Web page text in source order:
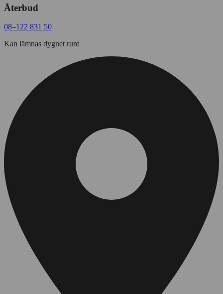
Återbud
08–122 831 50
Kan lämnas dygnet runt